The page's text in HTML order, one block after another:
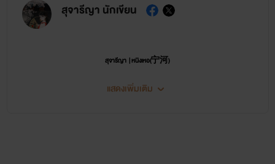
เพื่อตอบแทนบุญคุณของอาฌอห์ณ ต้องอาฌอห์ณเพียงคนเดียว
สุจารีญา นักเขียน
สุจารีญา | หนิงเหอ(宁河)
แสดงเพิ่มเติม